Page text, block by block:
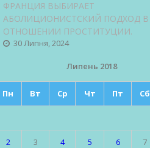
ФРАНЦИЯ ВЫБИРАЕТ
АБОЛИЦИОНИСТСКИЙ ПОДХОД В
ОТНОШЕНИИ ПРОСТИТУЦИИ.
30 Липня, 2024
Липень 2018
Пн Вт Ср Чт Пт Сб
2 3 4 5 6 7